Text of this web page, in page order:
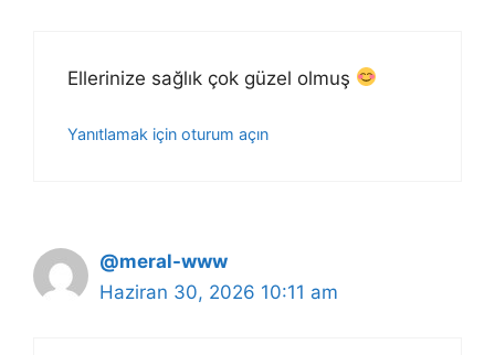
Ellerinize sağlık çok güzel olmuş
Yanıtlamak için oturum açın
@meral-www
Haziran 30, 2026 10:11 am